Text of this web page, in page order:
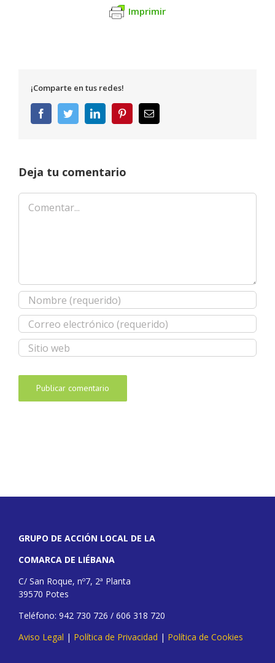
Imprimir
¡Comparte en tus redes!
FacebookTwitterLinkedInPinterestCorreo
electrónico
Deja tu comentario
Comentar
GRUPO DE ACCIÓN LOCAL DE LA
COMARCA DE LIÉBANA
C/ San Roque, nº7, 2ª Planta
39570 Potes
Teléfono: 942 730 726 / 606 318 720
Aviso Legal | Política de Privacidad | Política de Cookies